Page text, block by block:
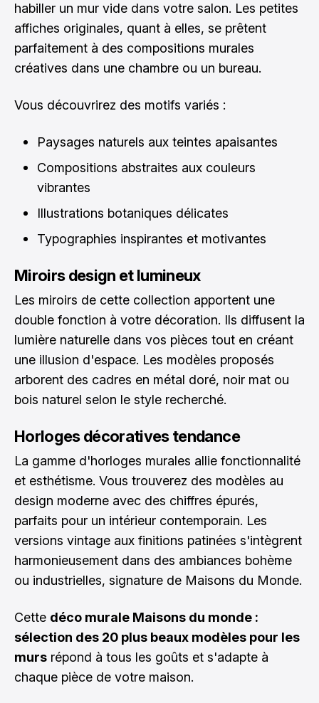
habiller un mur vide dans votre salon. Les petites
affiches originales, quant à elles, se prêtent
parfaitement à des compositions murales
créatives dans une chambre ou un bureau.
Vous découvrirez des motifs variés :
Paysages naturels aux teintes apaisantes
Compositions abstraites aux couleurs
vibrantes
Illustrations botaniques délicates
Typographies inspirantes et motivantes
Miroirs design et lumineux
Les miroirs de cette collection apportent une
double fonction à votre décoration. Ils diffusent la
lumière naturelle dans vos pièces tout en créant
une illusion d'espace. Les modèles proposés
arborent des cadres en métal doré, noir mat ou
bois naturel selon le style recherché.
Horloges décoratives tendance
La gamme d'horloges murales allie fonctionnalité
et esthétisme. Vous trouverez des modèles au
design moderne avec des chiffres épurés,
parfaits pour un intérieur contemporain. Les
versions vintage aux finitions patinées s'intègrent
harmonieusement dans des ambiances bohème
ou industrielles, signature de Maisons du Monde.
Cette déco murale Maisons du monde :
sélection des 20 plus beaux modèles pour les
murs répond à tous les goûts et s'adapte à
chaque pièce de votre maison.